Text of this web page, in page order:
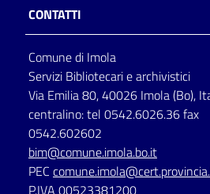
CONTATTI
Comune di Imola
Servizi Bibliotecari e archivistici
Via Emilia 80, 40026 Imola (Bo),
centralino: tel 0542.6026.36 fax
0542.602602
bim@comune.imola.bo.it
PEC